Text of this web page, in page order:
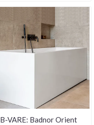
B-VARE: Badnor Orient